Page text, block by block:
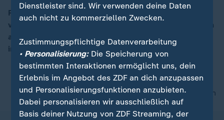
Putin sehe, "dass er in der Ukraine nicht wirklich
vorankommt" und sogar auf "nordkoreanische Truppen
angewiesen ist", so Marcus Faber (FDP), Vorsitzender
im Verteidigungsausschuss.
nach oben
Dienstleister sind. Wir verwenden deine Daten
auch nicht zu kommerziellen Zwecken.
Zustimmungspflichtige Datenverarbeitung
• Personalisierung:Die Speicherung von
bestimmten Interaktionen ermöglicht uns, dein
Erlebnis im Angebot des ZDF an dich anzupassen
und Personalisierungsfunktionen anzubieten.
Dabei personalisieren wir ausschließlich auf
Basis deiner Nutzung von ZDF Streaming, der